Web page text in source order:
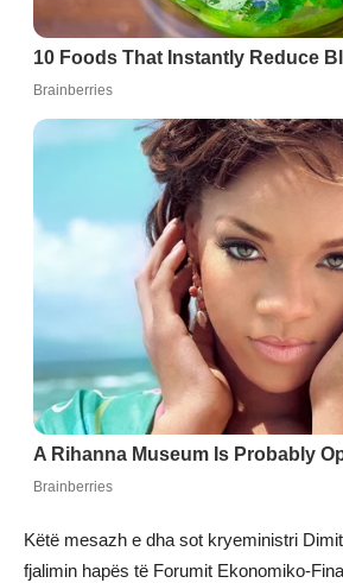
Këtë mesazh e dha sot kryeministri
fjalimin hapës të Forumit Ekonomiko-